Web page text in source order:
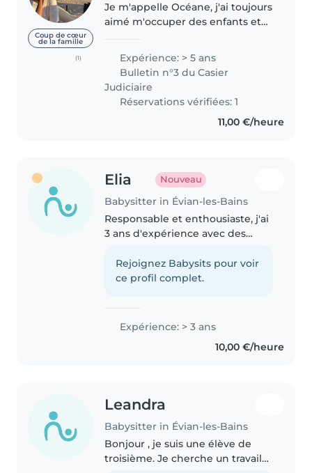
Coup de cœur
de la famille
(1)
Je m'appelle Océane, j'ai toujours
aimé m'occuper des enfants et
jeu, de rire et d'apprentissage.
J'ai déjà eu plusieurs expériences
dans la garde d'enfants..
Expérience: > 5 ans
Bulletin n°3 du Casier
Judiciaire
Réservations vérifiées: 1
11,00 €/heure
Elia Nouveau
Babysitter in Évian-les-Bains
Responsable et enthousiaste, j'ai
3 ans d'expérience avec des
des besoins spécifiques variés.
Passionnée par les activités
Rejoignez Babysits pour voir
ce profil complet.
Expérience: > 3 ans
10,00 €/heure
Leandra
Babysitter in Évian-les-Bains
Bonjour , je suis une élève de
troisième. Je cherche un travail